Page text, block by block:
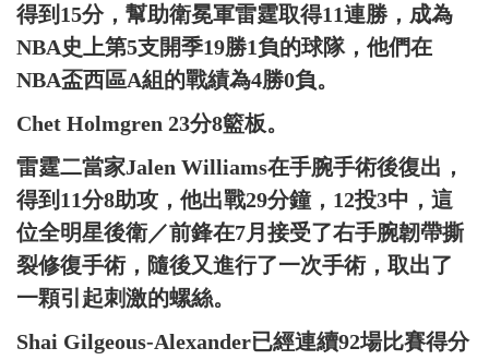
得到15分，幫助衛冕軍雷霆取得11連勝，成為
NBA史上第5支開季19勝1負的球隊，他們在
NBA盃西區A組的戰績為4勝0負。
Chet Holmgren 23分8籃板。
雷霆二當家Jalen Williams在手腕手術後復出，
得到11分8助攻，他出戰29分鐘，12投3中，這
位全明星後衛／前鋒在7月接受了右手腕韌帶撕
裂修復手術，隨後又進行了一次手術，取出了
一顆引起刺激的螺絲。
Shai Gilgeous-Alexander已經連續92場比賽得分